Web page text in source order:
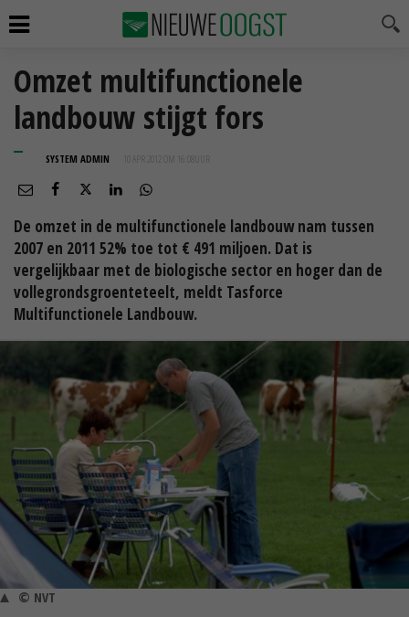
Omzet multifunctionele
landbouw stijgt fors
SYSTEM ADMIN 10 APR 2012 OM 16:08
De omzet in de multifunctionele landbouw nam tussen
2007 en 2011 52% toe tot € 491 miljoen. Dat is
vergelijkbaar met de biologische sector en hoger dan de
vollegrondsgroenteteelt, meldt Tasforce
Multifunctionele Landbouw.
© NVT